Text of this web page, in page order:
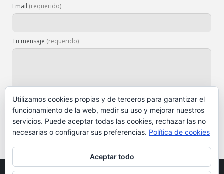
Email (requerido)
Tu mensaje (requerido)
Utilizamos cookies propias y de terceros para garantizar el
funcionamiento de la web, medir su uso y mejorar nuestros
servicios. Puede aceptar todas las cookies, rechazar las no
necesarias o configurar sus preferencias. Política de cookies
Aceptar todo